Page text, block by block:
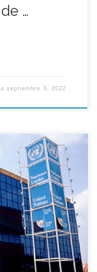
…
septiembre 3, 2022
de la ONU
del trabajo y de
inmigrantes, bajo
y Derecho de
por los